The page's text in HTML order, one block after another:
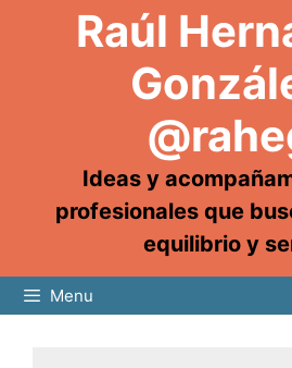
Raúl
Ideas y
profesionales que
equilibrio y
Menu